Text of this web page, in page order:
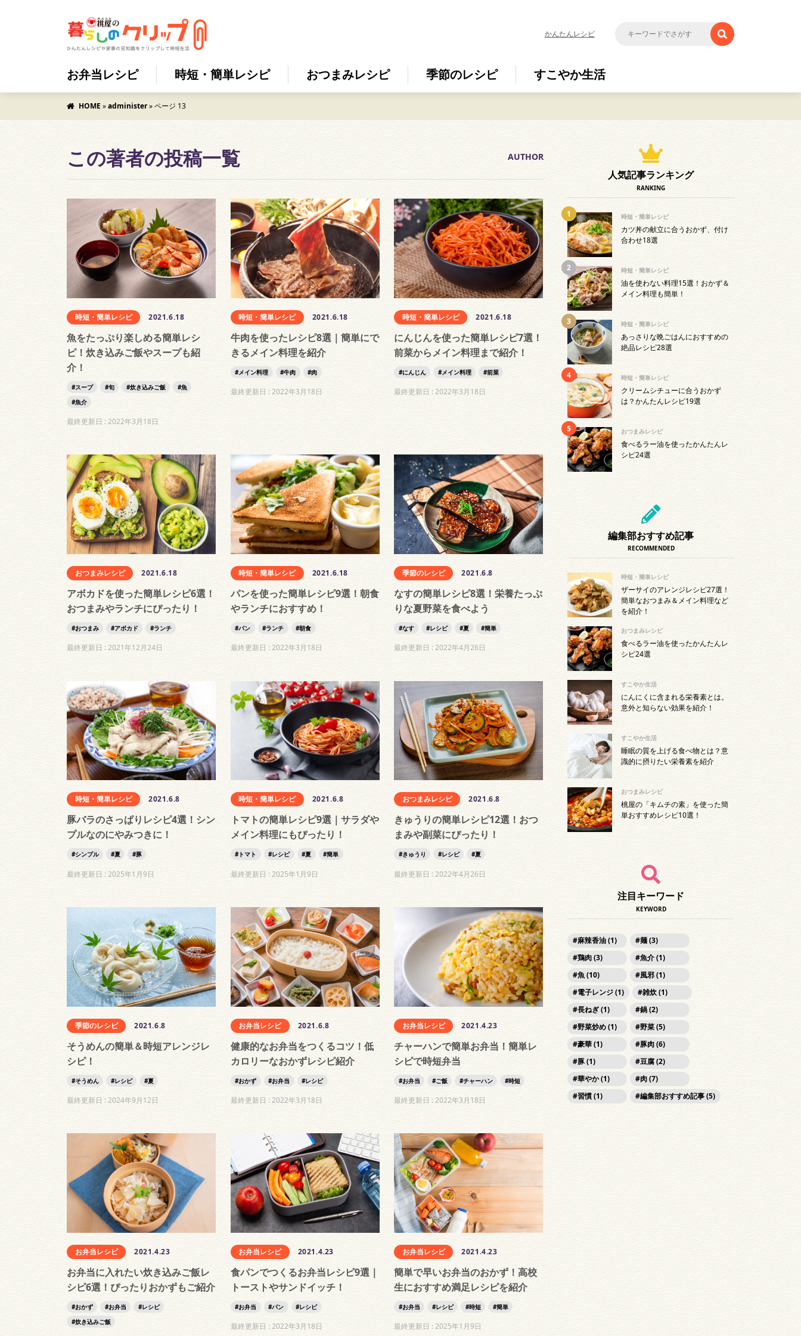
かんたんレシピ
お弁当レシピ 時短・簡単レシピ おつまみレシピ 季節のレシピ すこやか生活
HOME »administer»ページ 13
この著者の投稿一覧 AUTHOR
時短・簡単レシピ 2021.6.18
魚をたっぷり楽しめる簡単レシ
ピ！炊き込みご飯やスープも紹
介！
スープ 旬 炊き込みご飯
魚
魚介
最終更新日 :2022年3月18日
時短・簡単レシピ 2021.6.18
牛肉を使ったレシピ8選｜簡単にで
きるメイン料理を紹介
メイン料理 牛肉 肉
最終更新日 : 2022年3月18日
時短・簡単レシピ 2021.6.18
にんじんを使った簡単レシピ7選！
前菜からメイン料理まで紹介！
にんじん メイン料理 前菜
最終更新日 :2022年3月18日
おつまみレシピ 2021.6.18
アボカドを使った簡単レシピ6選！
おつまみやランチにぴったり！
おつまみ アボカド ランチ
最終更新日 :2021年12月24日
時短・簡単レシピ 2021.6.18
パンを使った簡単レシピ9選！朝食
やランチにおすすめ！
パン ランチ 朝食
最終更新日 : 2022年3月18日
季節のレシピ 2021.6.8
なすの簡単レシピ8選！栄養たっぷ
りな夏野菜を食べよう
なす レシピ 夏 簡単
最終更新日 :2022年4月26日
時短・簡単レシピ 2021.6.8
豚バラのさっぱりレシピ4選！シン
プルなのにやみつきに！
シンプル 夏 豚
最終更新日 : 2025年1月9日
時短・簡単レシピ 2021.6.8
トマトの簡単レシピ9選｜サラダや
メイン料理にもぴったり！
トマト レシピ 夏 簡単
最終更新日 :2025年1月9日
おつまみレシピ 2021.6.8
きゅうりの簡単レシピ12選！おつ
まみや副菜にぴったり！
きゅうり レシピ 夏
最終更新日 :2022年4月26日
季節のレシピ 2021.6.8
そうめんの簡単＆時短アレンジレ
シピ！
そうめん レシピ 夏
最終更新日 : 2024年9月12日
お弁当レシピ 2021.6.8
健康的なお弁当をつくるコツ！低
カロリーなおかずレシピ紹介
おかず お弁当 レシピ
最終更新日 : 2022年3月18日
お弁当レシピ 2021.4.23
チャーハンで簡単お弁当！簡単レ
シピで時短弁当
お弁当 ご飯 チャーハン 時短
最終更新日 :2022年3月18日
お弁当レシピ 2021.4.23
お弁当に入れたい炊き込みご飯レ
シピ6選！ぴったりおかずもご紹介
おかず お弁当
レシピ
炊き込みご飯
お弁当レシピ 2021.4.23
食パンでつくるお弁当レシピ9選｜
トーストやサンドイッチ！
お弁当 パン レシピ
最終更新日 :2022年3月18日
お弁当レシピ 2021.4.23
簡単で早いお弁当のおかず！高校
生におすすめ満足レシピを紹介
お弁当 レシピ 時短 簡単
最終更新日 :2025年1月9日
人気記事ランキング
RANKING
時短・簡単レシピ
カツ丼の献立に合うおかず、付け
合わせ18選
時短・簡単レシピ
油を使わない料理15選！おかず＆
メイン料理も簡単！
時短・簡単レシピ
あっさりな晩ごはんにおすすめの
絶品レシピ28選
時短・簡単レシピ
クリームシチューに合うおかず
は？かんたんレシピ19選
おつまみレシピ
食べるラー油を使ったかんたんレ
シピ24選
編集部おすすめ記事
RECOMMENDED
時短・簡単レシピ
ザーサイのアレンジレシピ27選！
簡単なおつまみ＆メイン料理など
を紹介！
おつまみレシピ
食べるラー油を使ったかんたんレ
シピ24選
すこやか生活
にんにくに含まれる栄養素とは。
意外と知らない効果を紹介！
すこやか生活
睡眠の質を上げる食べ物とは？意
識的に摂りたい栄養素を紹介
おつまみレシピ
桃屋の「キムチの素」を使った簡
単おすすめレシピ10選！
注目キーワード
KEYWORD
麻辣香油 (1)
麺 (3)
鶏肉 (3)
魚介 (1)
魚 (10)
風邪 (1)
電子レンジ (1)
雑炊 (1)
長ねぎ (1)
鍋 (2)
野菜炒め (1)
野菜 (5)
豪華 (1)
豚肉 (6)
豚 (1)
豆腐 (2)
華やか (1)
肉 (7)
習慣 (1)
編集部おすすめ記事 (5)